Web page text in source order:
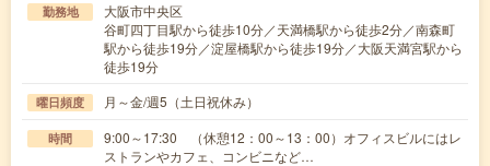
勤務地
大阪市中央区
谷町四丁目駅から徒歩10分／天満橋駅から徒歩2分／南森町
駅から徒歩19分／淀屋橋駅から徒歩19分／大阪天満宮駅から
徒歩19分
曜日頻度 月～金/週5（土日祝休み）
時間
9:00～17:30 （休憩12：00～13：00）オフィスビルにはレ
ストランやカフェ、コンビニなど…